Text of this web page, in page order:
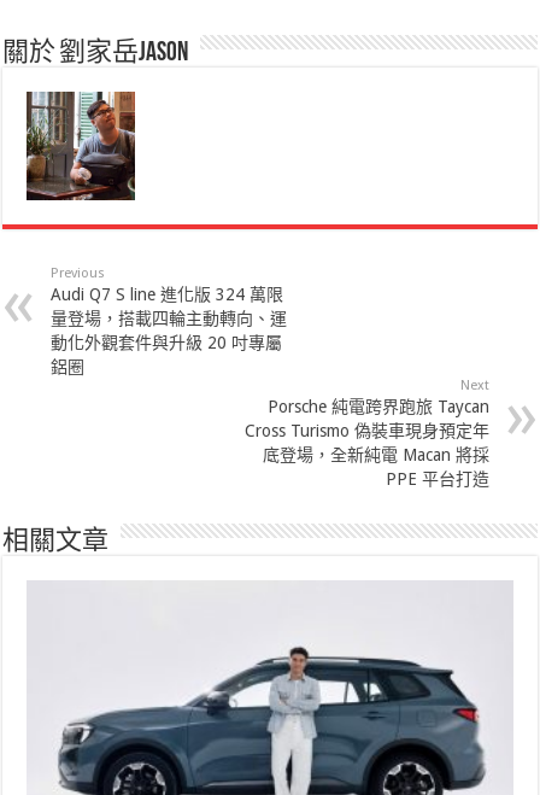
關於 劉家岳Jason
Previous
Audi Q7 S line 進化版 324 萬限
量登場，搭載四輪主動轉向、運
動化外觀套件與升級 20 吋專屬
鋁圈
Next
Porsche 純電跨界跑旅 Taycan
Cross Turismo 偽裝車現身預定年
底登場，全新純電 Macan 將採
PPE 平台打造
相關文章